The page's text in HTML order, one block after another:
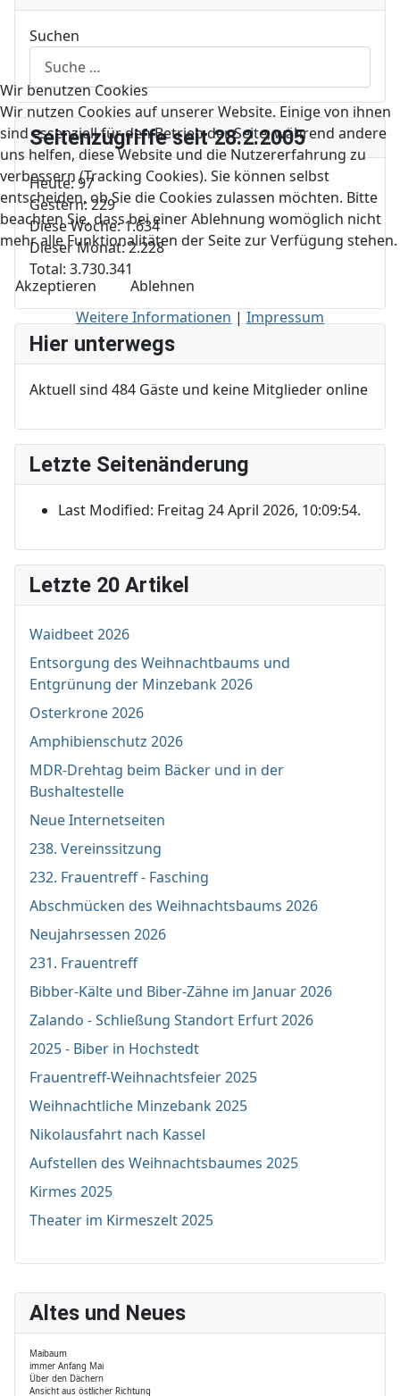
Altes und Neues
Maibaum
immer Anfang Mai
Über den Dächern
Ansicht aus östlicher Richtung
Suchen
Seitenzugriffe seit 28.2.2005
Heute:97
Gestern: 229
Diese Woche: 1.634
Dieser Monat:2.228
Total: 3.730.341
Hier unterwegs
Aktuell sind 484 Gäste und keine Mitglieder online
Letzte Seitenänderung
Last Modified: Freitag 24 April 2026, 10:09:54.
Letzte 20 Artikel
Waidbeet 2026
Entsorgung des Weihnachtbaums und
Entgrünung der Minzebank 2026
Osterkrone 2026
Amphibienschutz 2026
MDR-Drehtag beim Bäcker und in der
Bushaltestelle
Neue Internetseiten
238. Vereinssitzung
232. Frauentreff - Fasching
Abschmücken des Weihnachtsbaums 2026
Neujahrsessen 2026
231. Frauentreff
Bibber-Kälte und Biber-Zähne im Januar 2026
Zalando - Schließung Standort Erfurt 2026
2025 - Biber in Hochstedt
Frauentreff-Weihnachtsfeier 2025
Weihnachtliche Minzebank 2025
Nikolausfahrt nach Kassel
Aufstellen des Weihnachtsbaumes 2025
Kirmes 2025
Theater im Kirmeszelt 2025
Wir benutzen Cookies
Wir nutzen Cookies auf unserer Website. Einige von ihnen
sind essenziell für den Betrieb der Seite, während andere
uns helfen, diese Website und die Nutzererfahrung zu
verbessern (Tracking Cookies). Sie können selbst
entscheiden, ob Sie die Cookies zulassen möchten. Bitte
beachten Sie, dass bei einer Ablehnung womöglich nicht
mehr alle Funktionalitäten der Seite zur Verfügung stehen.
Akzeptieren
Ablehnen
Weitere Informationen | Impressum